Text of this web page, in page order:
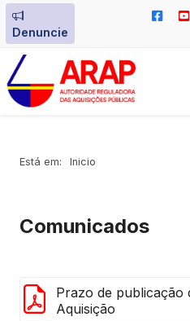
Denuncie
Está em: Inicio
Comunicados
Prazo de publicação
Aquisição